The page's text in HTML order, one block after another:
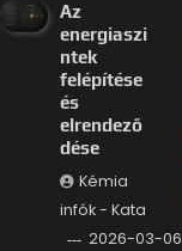
Az
energiaszi
ntek
felépítése
és
elrendező
dése
Kémia
infók - Kata
2026-03-06